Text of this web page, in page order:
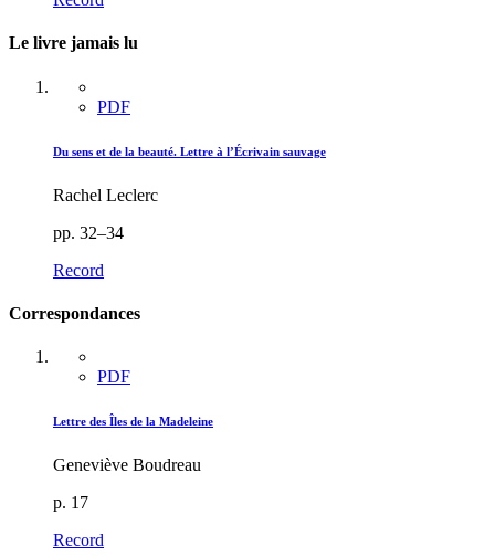
Le livre jamais lu
PDF
Du sens et de la beauté. Lettre à l’Écrivain sauvage
Rachel Leclerc
pp. 32–34
Record
Correspondances
PDF
Lettre des Îles de la Madeleine
Geneviève Boudreau
p. 17
Record